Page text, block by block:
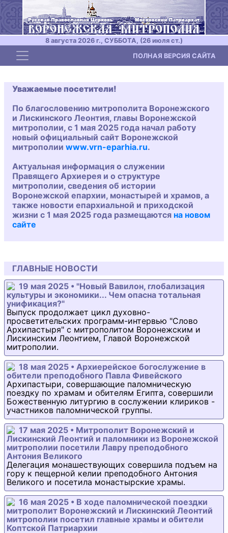
8 августа 2026 г., СУББОТА, (26 июля ст.)
Toggle navigation ПОЛНАЯ ВЕРСИЯ САЙТА
Уважаемые посетители!
По благословению митрополита Воронежского
и Лискинского Леонтия, главы Воронежской
митрополии, с 1 мая 2025 года начал работу
новый официальный сайт Воронежской
митрополии www.vrn-eparhia.ru.
Актуальная информация о служении
Правящего Архиерея и о структуре
митрополии, сведения об истории
Воронежской епархии, монастырей и храмов, а
также новости епархиальной и приходской
жизни с 1 мая 2025 года размещаются на новом
сайте
ГЛАВНЫЕ НОВОСТИ
19 мая 2025 • "Новый Вавилон, глобализация
культуры и экономики... Чем опасна тотальная
унификация?"
Выпуск продолжает цикл духовно-
просветительских программ-интервью "Слово
Архипастыря" с митрополитом Воронежским и
Лискинским Леонтием, Главой Воронежской
митрополии.
18 мая 2025 • Архиерейское богослужение в
обители преподобного Павла Фивейского
Архипастыри, совершающие паломническую
поездку по храмам и обителям Египта, совершили
Божественную литургию в сослужении клириков -
участников паломнической группы.
17 мая 2025 • Митрополит Воронежский и
Лискинский Леонтий и паломники из Воронежской
митрополии посетили Лавру преподобного
Антония Великого
Делегация монашествующих совершила подъем на
гору к пещерной келии преподобного Антония
Великого и посетила монастырские храмы.
16 мая 2025 • В ходе паломнической поездки
митрополит Воронежский и Лискинский Леонтий
митрополии посетил главные храмы и обители
Коптской Патриархии